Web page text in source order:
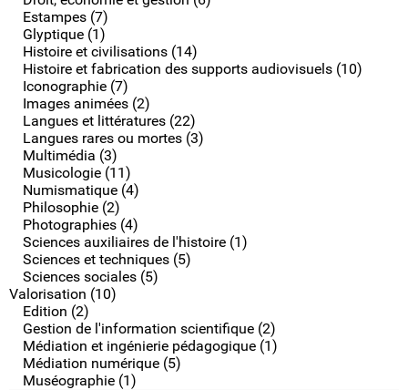
Estampes (7)
Glyptique (1)
Histoire et civilisations (14)
Histoire et fabrication des supports audiovisuels (10)
Iconographie (7)
Images animées (2)
Langues et littératures (22)
Langues rares ou mortes (3)
Multimédia (3)
Musicologie (11)
Numismatique (4)
Philosophie (2)
Photographies (4)
Sciences auxiliaires de l'histoire (1)
Sciences et techniques (5)
Sciences sociales (5)
Valorisation (10)
Edition (2)
Gestion de l'information scientifique (2)
Médiation et ingénierie pédagogique (1)
Médiation numérique (5)
Muséographie (1)